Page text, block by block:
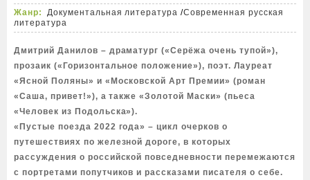
Жанр:
Документальная литература /Современная русская
литература
Дмитрий Данилов – драматург («Серёжа очень тупой»),
прозаик («Горизонтальное положение»), поэт. Лауреат
«Ясной Поляны» и «Московской Арт Премии» (роман
«Саша, привет!»), а также «Золотой Маски» (пьеса
«Человек из Подольска»).
«Пустые поезда 2022 года» – цикл очерков о
путешествиях по железной дороге, в которых
рассуждения о российской повседневности перемежаются
с портретами попутчиков и рассказами писателя о себе.